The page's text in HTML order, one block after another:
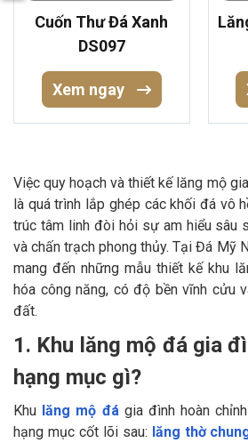
Cuốn Thư Đá Xanh
DS097
Xem ngay
Việc quy hoạch và thiết kế lăng mộ
là quá trình lắp ghép các khối đá vô
trúc tâm linh đòi hỏi sự am hiểu sâu
và chấn trạch phong thủy. Tại Đá Mỹ
mang đến những mẫu thiết kế khu
hóa công năng, có độ bền vĩnh cửu
đất.
1. Khu lăng mộ đá gia
hạng mục gì?
Khu lăng mộ đágia đình hoàn
hạng mục cốt lõi sau: lăng thờ